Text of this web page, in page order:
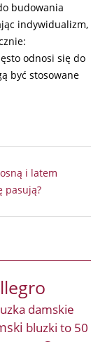
budowania
indywidualizm,
odnosi się do
być stosowane
i latem
pasują?
damskie
bluzki to 50